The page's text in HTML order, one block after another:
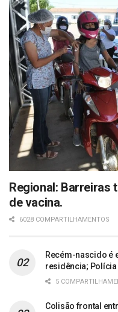
Regional: Barreiras
de vacina.
6028 COMPARTILHAMENTOS
Recém-nascido é
residência;
5
Colisão frontal